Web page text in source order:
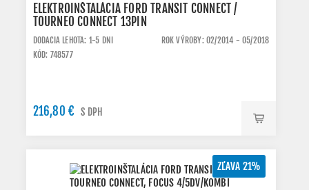
ELEKTROINŠTALÁCIA FORD TRANSIT CONNECT /
TOURNEO CONNECT 13PIN
DODACIA LEHOTA: 1-5 DNI
ROK VÝROBY: 02/2014 - 05/2018
KÓD: 748577
216,80 € S DPH
ZĽAVA 21%